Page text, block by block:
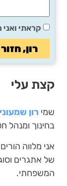
קראתי
רון,
קצת עלי
שמי רון שמעוני
בחינוך ומנהל
אני מלווה
של אתגרים
המשפחתי.